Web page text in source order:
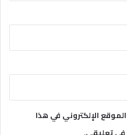
الإلكتروني في هذا